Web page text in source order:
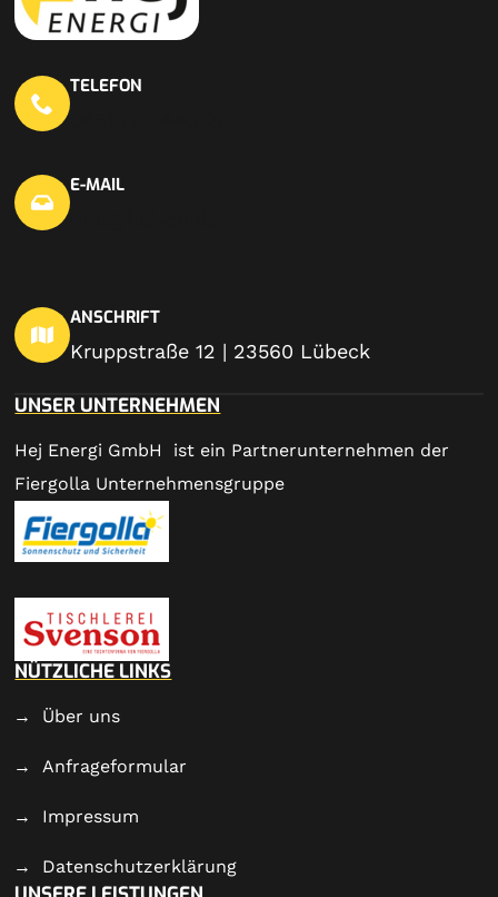
TELEFON
E-MAIL
ANSCHRIFT
Kruppstraße 12 | 23560 Lübeck
UNSER UNTERNEHMEN
Hej Energi GmbH ist ein Partnerunternehmen der
Fiergolla Unternehmensgruppe
NÜTZLICHE LINKS
Über uns
Anfrageformular
Impressum
Datenschutzerklärung